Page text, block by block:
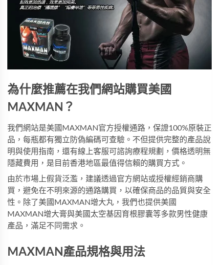
為什麼推薦在我們網站購買美國
MAXMAN？
我們網站是美國MAXMAN官方授權通路，保證100%原裝正
品，每瓶都有獨立防偽編碼可查驗。不但提供完整的產品說
明與使用指南，還有線上客服可諮詢療程規劃，價格透明無
隱藏費用，是目前香港地區最值得信賴的購買方式。
由於市場上假貨泛濫，建議透過官方網站或授權經銷商購
買，避免在不明來源的通路購買，以確保商品的品質與安全
性。除了美國MAXMAN增大丸，我們也提供美國
MAXMAN增大膏與美國太空基因育根膠囊等多款男性健康
產品，滿足不同需求。
MAXMAN產品規格與用法